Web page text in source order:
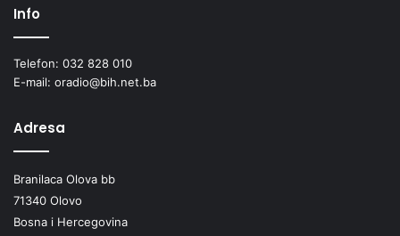
Info
Telefon: 032 828 010
E-mail: oradio@bih.net.ba
Adresa
Branilaca Olova bb
71340 Olovo
Bosna i Hercegovina